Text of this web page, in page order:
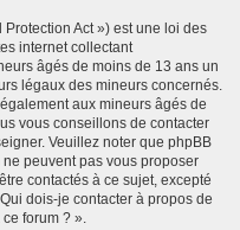
Act ») est une loi des
internet collectant
âgés de moins de 13 ans un
légaux des mineurs concernés.
aux mineurs âgés de
vous conseillons de contacter
Veuillez noter que phpBB
peuvent pas vous proposer
contactés à ce sujet, excepté
dois-je contacter à propos de
forum ? ».